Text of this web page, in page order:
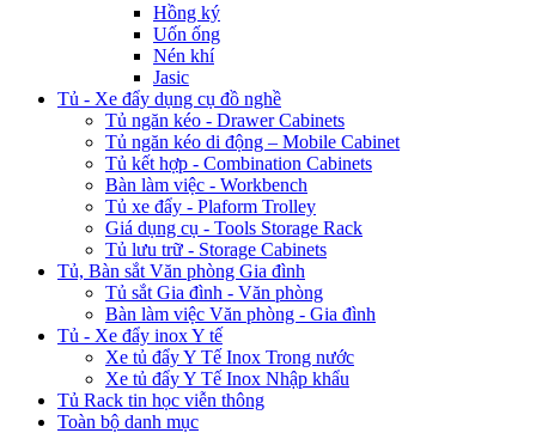
Hồng ký
Uốn ống
Nén khí
Jasic
Tủ - Xe đẩy dụng cụ đồ nghề
Tủ ngăn kéo - Drawer Cabinets
Tủ ngăn kéo di động – Mobile Cabinet
Tủ kết hợp - Combination Cabinets
Bàn làm việc - Workbench
Tủ xe đẩy - Plaform Trolley
Giá dụng cụ - Tools Storage Rack
Tủ lưu trữ - Storage Cabinets
Tủ, Bàn sắt Văn phòng Gia đình
Tủ sắt Gia đình - Văn phòng
Bàn làm việc Văn phòng - Gia đình
Tủ - Xe đẩy inox Y tế
Xe tủ đẩy Y Tế Inox Trong nước
Xe tủ đẩy Y Tế Inox Nhập khẩu
Tủ Rack tin học viễn thông
Toàn bộ danh mục